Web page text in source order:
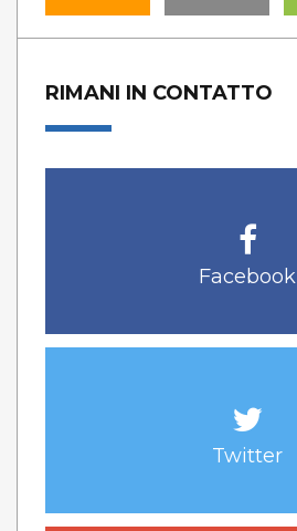
RIMANI IN CONTATTO
Facebook
Twitter